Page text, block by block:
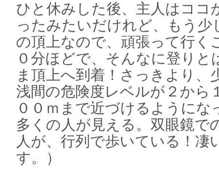
ひと休みした後、主人はココ
ったみたいだけれど、もう少
の頂上なので、頑張って行く
０分ほどで、そんなに登りと
ま頂上へ到着！さっきより、
浅間の危険度レベルが２から
００ｍまで近づけるように
多くの人が見える。双眼鏡で
人が、行列で歩いている！
す。）